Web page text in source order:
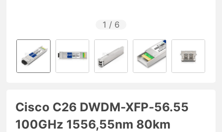
1 / 6
Cisco C26 DWDM-XFP-56.55
100GHz 1556,55nm 80km